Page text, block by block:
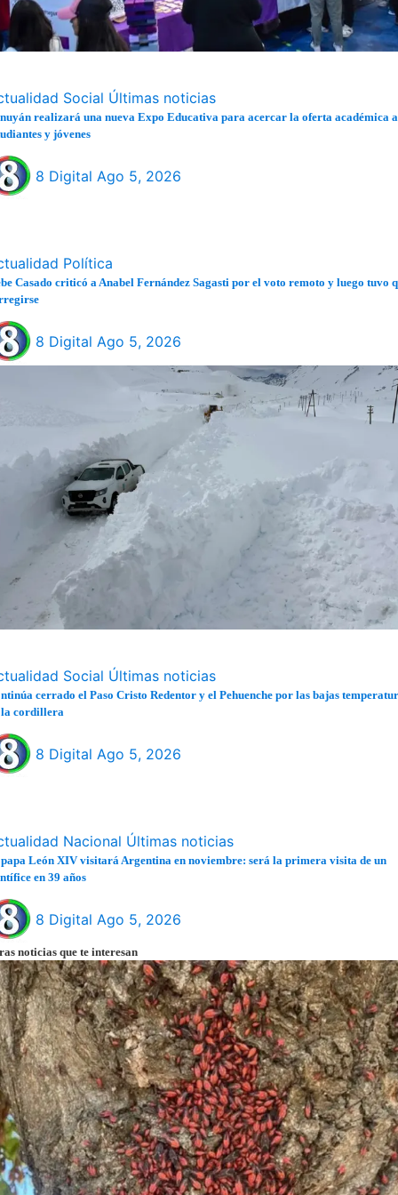
Social Últimas noticias
realizará una nueva Expo Educativa para acercar la oferta académica a
y jóvenes
8 Digital Ago 5, 2026
Política
Casado criticó a Anabel Fernández Sagasti por el voto remoto y luego tuvo
8 Digital Ago 5, 2026
Social Últimas noticias
cerrado el Paso Cristo Redentor y el Pehuenche por las bajas
la cordillera
8 Digital Ago 5, 2026
Nacional Últimas noticias
León XIV visitará Argentina en noviembre: será la primera visita de un
en 39 años
8 Digital Ago 5, 2026
noticias que te interesan